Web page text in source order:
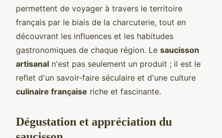
permettent de voyager à travers le territoire
français par le biais de la charcuterie, tout en
découvrant les influences et les habitudes
gastronomiques de chaque région. Le saucisson
artisanal n'est pas seulement un produit ; il est le
reflet d'un savoir-faire séculaire et d'une culture
culinaire française riche et fascinante.
Dégustation et appréciation du